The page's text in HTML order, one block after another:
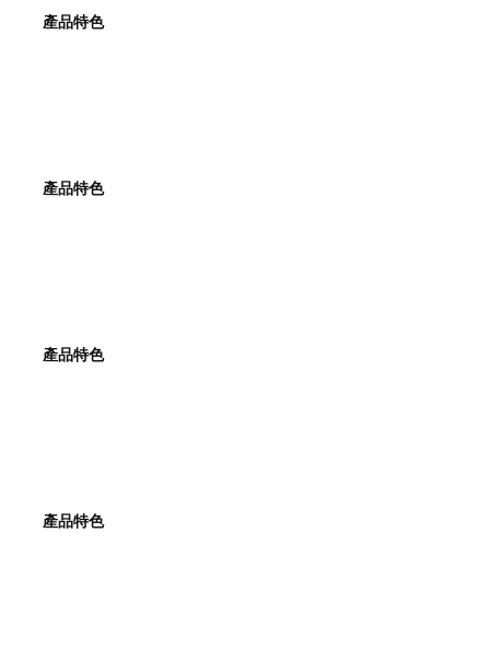
產品特色
產品特色
產品特色
產品特色